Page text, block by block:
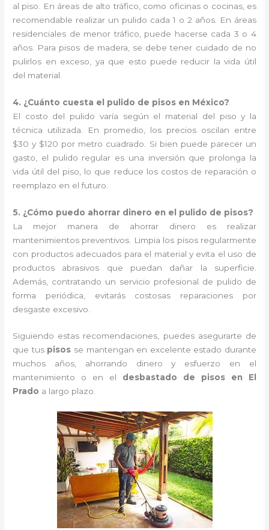
al piso. En áreas de alto tráfico, como oficinas o cocinas, es
recomendable realizar un pulido cada 1 o 2 años. En áreas
residenciales de menor tráfico, puede hacerse cada 3 o 4
años. Para pisos de madera, se debe tener cuidado de no
pulirlos en exceso, ya que esto puede reducir la vida útil
del material.
4. ¿Cuánto cuesta el pulido de pisos en México?
El costo del pulido varía según el material del piso y la
técnica utilizada. En promedio, los precios oscilan entre
$30 y $120 por metro cuadrado. Si bien puede parecer un
gasto, el pulido regular es una inversión que prolonga la
vida útil del piso, lo que reduce los costos de reparación o
reemplazo en el futuro.
5. ¿Cómo puedo ahorrar dinero en el pulido de pisos?
La mejor manera de ahorrar dinero es realizar
mantenimientos preventivos. Limpia los pisos regularmente
con productos adecuados para el material y evita el uso de
productos abrasivos que puedan dañar la superficie.
Además, contratando un servicio profesional de pulido de
forma periódica, evitarás costosas reparaciones por
desgaste excesivo.
Siguiendo estas recomendaciones, puedes asegurarte de
que tus pisos se mantengan en excelente estado durante
muchos años, ahorrando dinero y esfuerzo en el
mantenimiento o en el desbastado de pisos en El
Prado a largo plazo.